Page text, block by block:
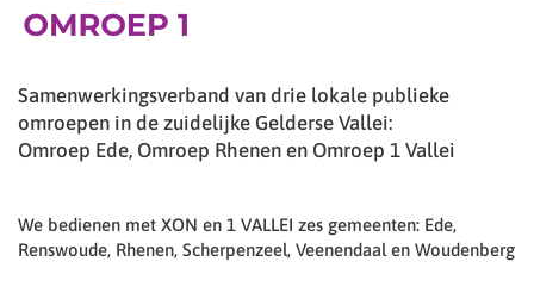
Samenwerkingsverband van drie lokale publieke
omroepen in de zuidelijke Gelderse Vallei:
Omroep Ede, Omroep Rhenen en Omroep 1 Vallei
We bedienen met XON en 1 VALLEI zes gemeenten: Ede,
Renswoude, Rhenen, Scherpenzeel, Veenendaal en Woudenberg